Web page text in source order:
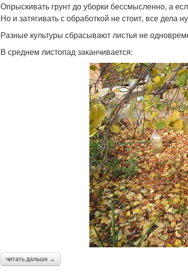
Опрыскивать грунт до уборки бессмысленно, а
Но и затягивать с обработкой не стоит, все дела
Разные культуры сбрасывают листья не
В среднем листопад заканчивается:
читать дальше →